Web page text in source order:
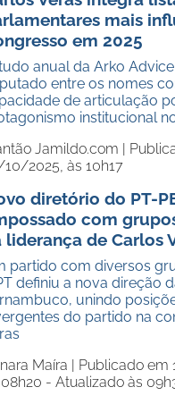
mais
em 2025
anual da Arko
entre os nomes
de articulação
institucional
Jamildo.com |
2025, às 10h17
diretório do PT-
com
liderança de Carlos
partido com diversos
definiu a nova direção
unindo
do partido na
Maíra | Publicado em
- Atualizado às